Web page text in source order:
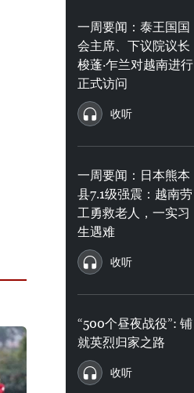
一周要闻：泰王国国
会主席、下议院议长
梭蓬·乍兰对越南进行
正式访问
收听
一周要闻：日本熊本
县7.1级强震：越南劳
工勇救老人，一实习
生遇难
收听
“500个昼夜战役”: 铺
就英烈归家之路
收听